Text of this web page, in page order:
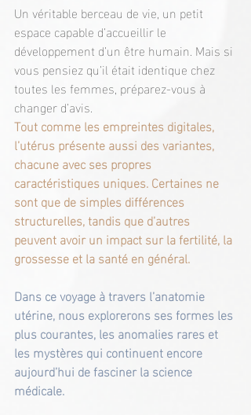
Un véritable berceau de vie, un petit
espace capable d’accueillir le
développement d’un être humain. Mais si
vous pensiez qu’il était identique chez
toutes les femmes, préparez-vous à
changer d’avis.
Tout comme les empreintes digitales,
l’utérus présente aussi des variantes,
chacune avec ses propres
caractéristiques uniques. Certaines ne
sont que de simples différences
structurelles, tandis que d’autres
peuvent avoir un impact sur la fertilité, la
grossesse et la santé en général.
Dans ce voyage à travers l’anatomie
utérine, nous explorerons ses formes les
plus courantes, les anomalies rares et
les mystères qui continuent encore
aujourd’hui de fasciner la science
médicale.